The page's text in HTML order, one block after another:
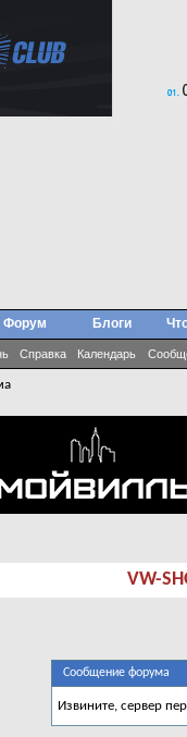
Форум
Справка Календарь
Блоги
VW-
Сообщение форума
Извините, сервер